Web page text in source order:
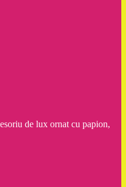
de lux ornat cu papion,